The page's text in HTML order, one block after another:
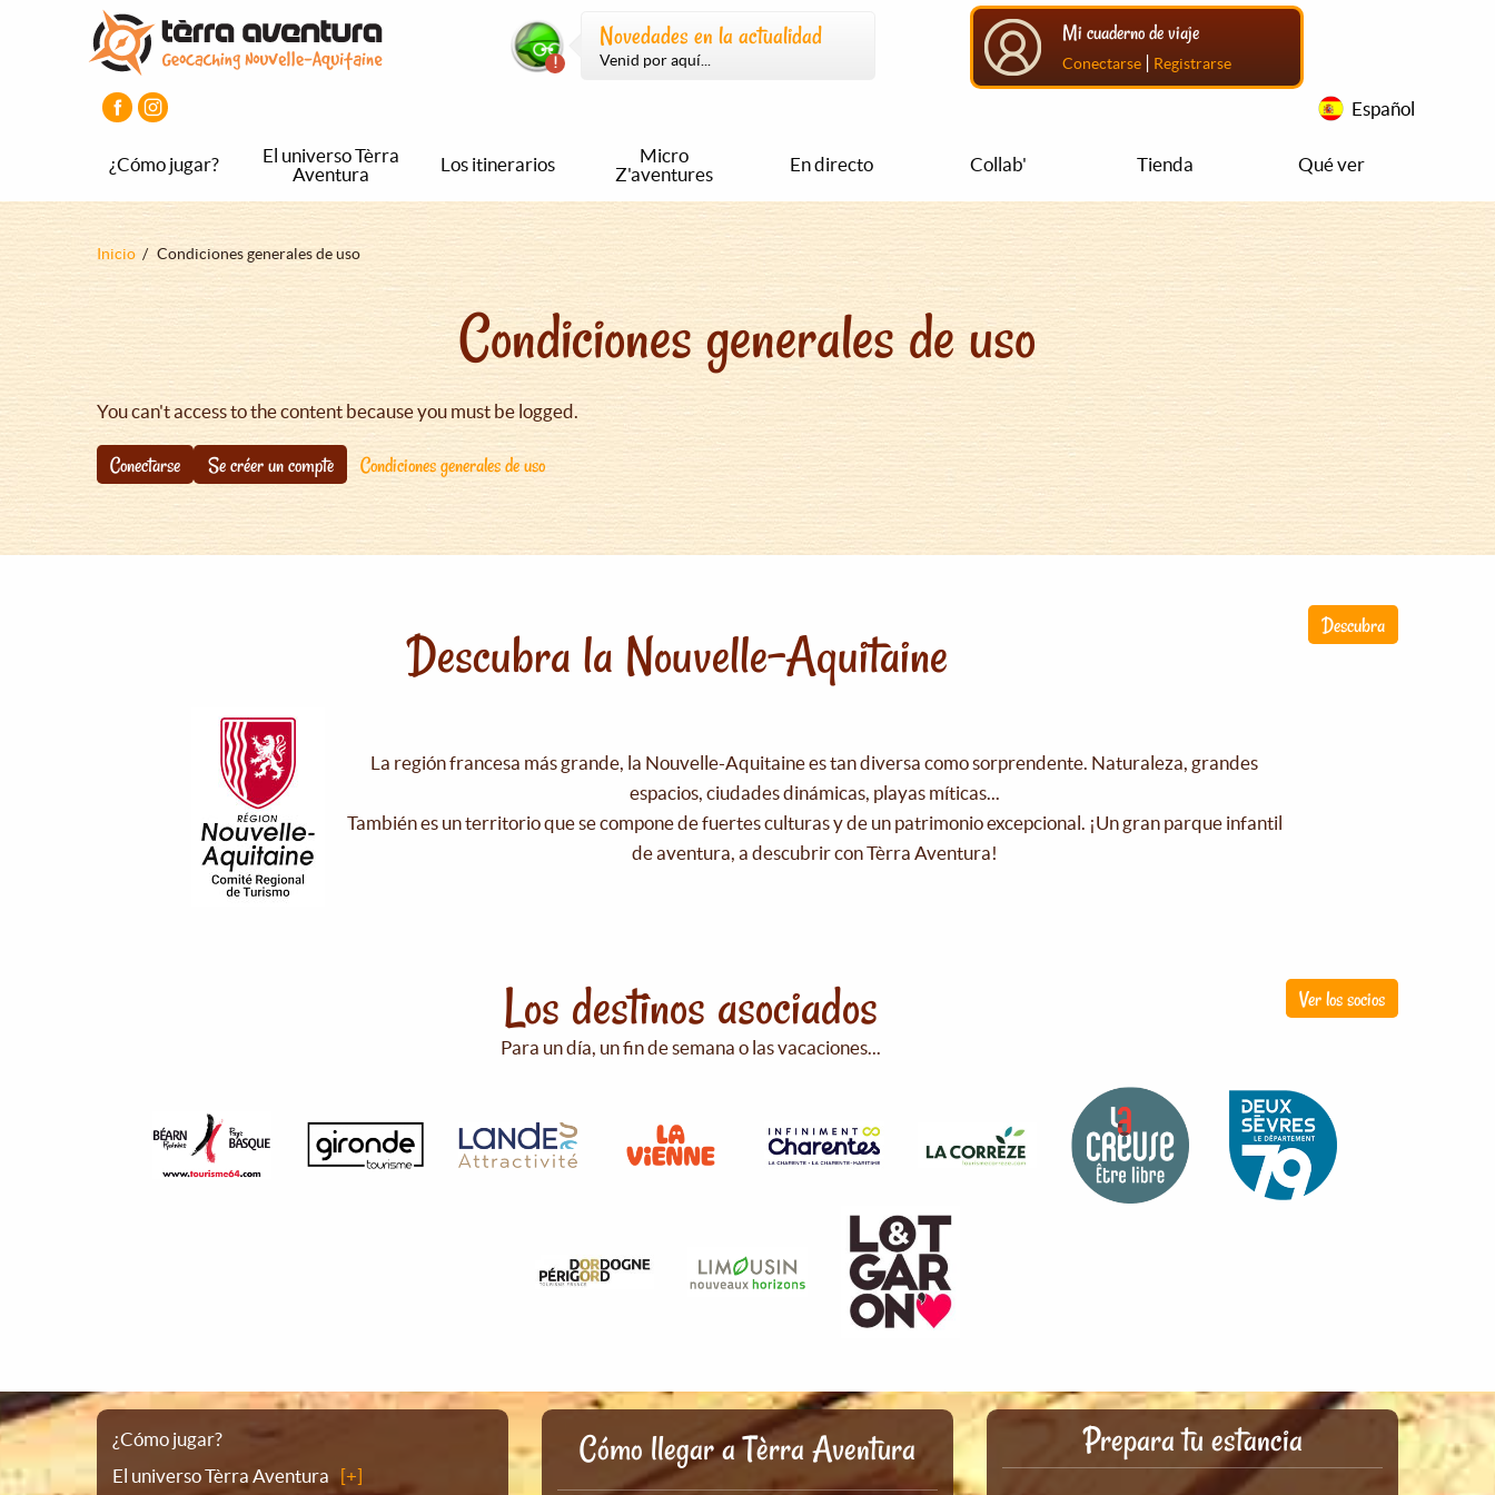
Novedades en la actualidad
Venid por aquí...
Mi cuaderno de viaje
Conectarse | Registrarse
Español
¿Cómo jugar?
El universo Tèrra
Aventura
Los itinerarios
Micro
Z'aventures
En directo Collab' Tienda Qué ver
Sobrescribir
ayuda
la
navegación
Inicio Condiciones generales de uso
Condiciones generales de uso
You can't access to the content because you must be logged.
Conectarse Se créer un compte Condiciones generales de uso
Descubra
Descubra la Nouvelle-Aquitaine
La región francesa más grande, la Nouvelle-Aquitaine es tan diversa como sorprendente. Naturaleza, grandes
espacios, ciudades dinámicas, playas míticas...
También es un territorio que se compone de fuertes culturas y de un patrimonio excepcional. ¡Un gran parque infantil
de aventura, a descubrir con Tèrra Aventura!
Ver los socios
Los destinos asociados
Para un día, un fin de semana o las vacaciones...
Plano
¿Cómo jugar?
El universo Tèrra Aventura
Cómo llegar a Tèrra Aventura Prepara tu estancia